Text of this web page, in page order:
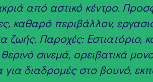
από αστικό κέντρο.
καθαρό περιβάλλον,
ζωής. Παροχές: Εστιατόριο,
σινεμά, ορειβατικά
για διαδρομές στο βουνό,